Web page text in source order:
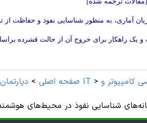
آماری، به منظور شناسایی نفوذ و حفاظت از
صفحه اصلی > مهندسی کامپیوتر و IT >
شناسایی نفوذ در محیط‌های هوشمند